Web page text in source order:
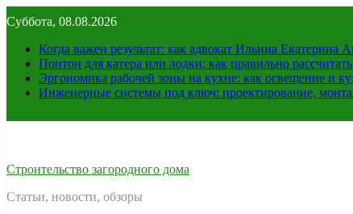
к
содержимому
Суббота, 08.08.2026
Когда важен результат: как адвокат Ильина Екатерина
Понтон для катера или лодки: как правильно
Эргономика рабочей зоны на кухне: как освещение и
Инженерные системы под ключ: проектирование,
Строительство загородного дома
Статьи, новости, обзоры